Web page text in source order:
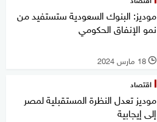
موديز: البنوك السعودية ستستفيد من
نمو الإنفاق الحكومي
l 18 مارس 2024
اقتصاد
موديز تعدل النظرة المستقبلية لمصر
إلى إيجابية